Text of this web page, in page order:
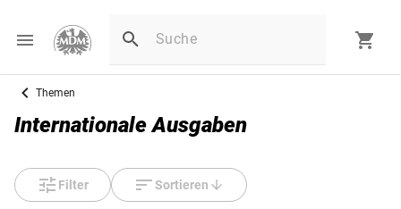
Themen
Internationale Ausgaben
Filter Sortieren